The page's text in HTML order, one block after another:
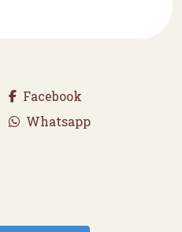
Facebook
Whatsapp